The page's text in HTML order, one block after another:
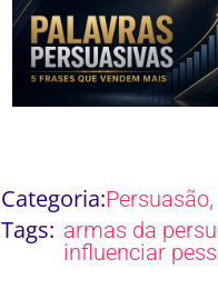
Categoria:Persuasão,
Tags: armas da
influenciar